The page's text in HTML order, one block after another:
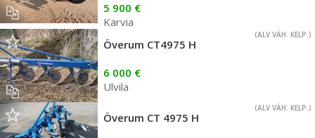
5 900 €
Karvia
(ALV VÄH. KELP.)
Överum CT4975 H
6 000 €
Ulvila
(ALV VÄH. KELP.)
Överum CT 4975 H